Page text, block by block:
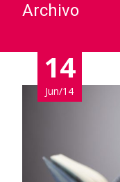
Archivo
14
Jun/14